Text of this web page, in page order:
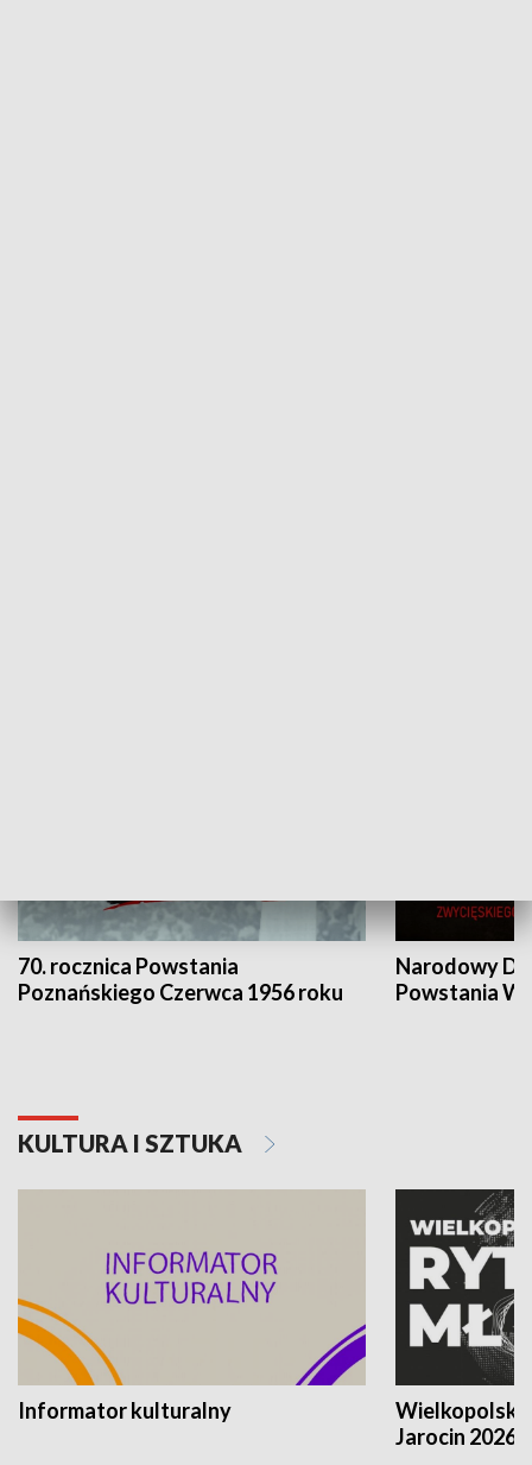
70. rocznica Powstania
Poznańskiego Czerwca 1956 roku
Narodowy
Powstania
KULTURA I SZTUKA
Informator kulturalny
Jarocin 2026